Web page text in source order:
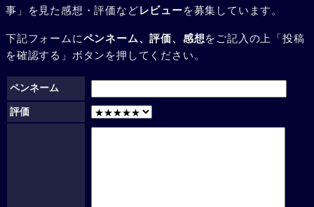
事」を見た感想・評価などレビューを募集しています。
下記フォームにペンネーム、評価、感想をご記入の上「投稿
を確認する」ボタンを押してください。
ペンネーム
評価